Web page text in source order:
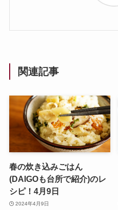
関連記事
春の炊き込みごはん
(DAIGOも台所で紹介)のレ
シピ！4月9日
2024年4月9日